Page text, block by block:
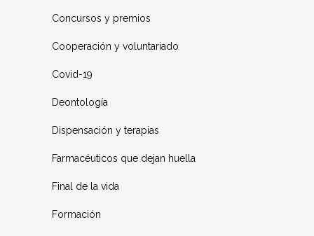
Concursos y premios
Cooperación y voluntariado
Covid-19
Deontología
Dispensación y terapias
Farmacéuticos que dejan huella
Final de la vida
Formación